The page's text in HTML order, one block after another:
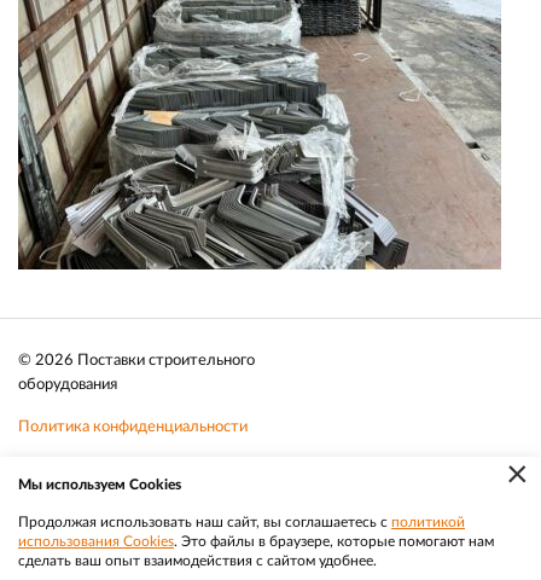
© 2026 Поставки строительного
оборудования
Политика конфиденциальности
Телефон:8 (383) 202 1436
Электронная почта:sale@efacade.ru Разработка|Веб-аналитика
×
Мы используем Cookies
Продолжая использовать наш сайт, вы соглашаетесь с политикой
использования Cookies. Это файлы в браузере, которые помогают нам
сделать ваш опыт взаимодействия с сайтом удобнее.